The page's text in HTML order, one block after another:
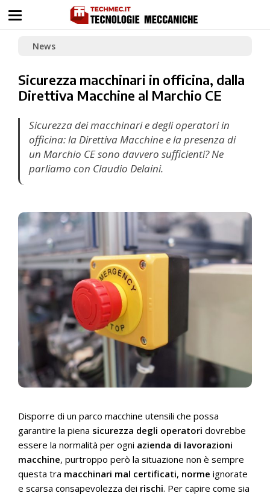
News
Sicurezza macchinari in officina, dalla
Direttiva Macchine al Marchio CE
Sicurezza dei macchinari e degli operatori in
officina: la Direttiva Macchine e la presenza di
un Marchio CE sono davvero sufficienti? Ne
parliamo con Claudio Delaini.
Disporre di un parco macchine utensili che possa
garantire la piena sicurezza degli operatori dovrebbe
essere la normalità per ogni azienda di lavorazioni
macchine, purtroppo però la situazione non è sempre
questa tra macchinari mal certificati, norme ignorate
e scarsa consapevolezza dei rischi. Per capire come sia